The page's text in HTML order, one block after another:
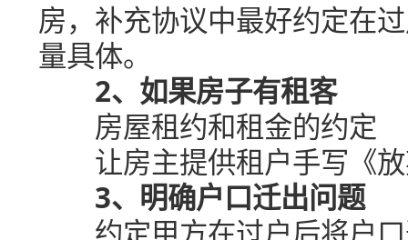
房，补充协议中最好约定在
量具体。
2、如果房子有租客
房屋租约和租金的约定
让房主提供租户手写《放
3、明确户口迁出问题